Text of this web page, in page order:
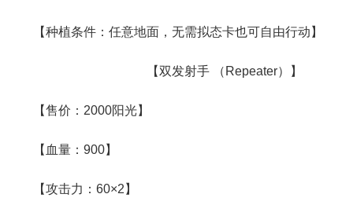
【种植条件：任意地面，无需拟态卡也可自由行动】
【双发射手 （Repeater）】
【售价：2000阳光】
【血量：900】
【攻击力：60×2】